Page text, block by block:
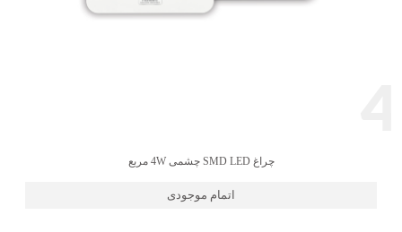
چراغ SMD LED چشمی 4W مربع
اتمام موجودی